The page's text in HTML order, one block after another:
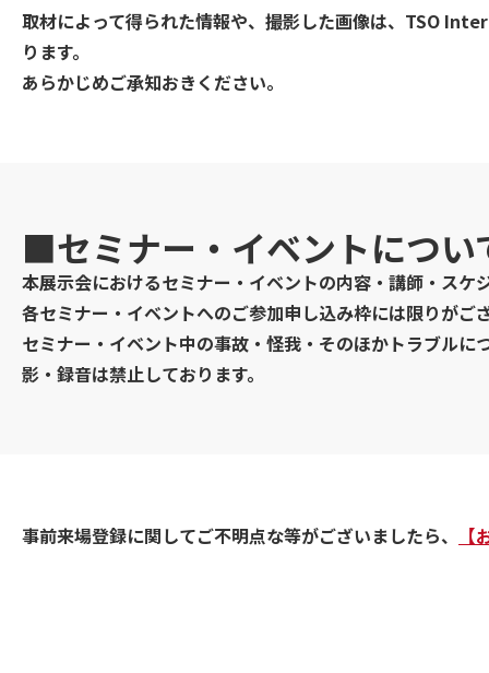
取材によって得られた情報や、撮影した画像は、TSO
ります。
あらかじめご承知おきください。
■セミナー・イベントについ
本展示会におけるセミナー・イベントの内容・講師・ス
各セミナー・イベントへのご参加申し込み枠には限りがご
セミナー・イベント中の事故・怪我・そのほかトラブル
影・録音は禁止しております。
事前来場登録に関してご不明点な等がございましたら、